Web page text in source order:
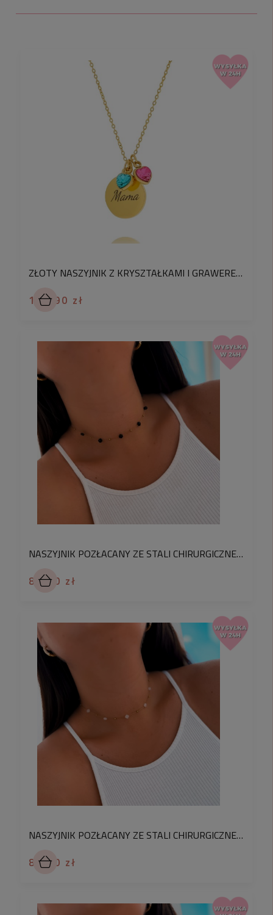
ZŁOTY NASZYJNIK Z KRYSZTAŁKAMI I GRAWEREM IMION DZIECIE PREZENT DLA MAMY STAL CHIRURGICZNA
119,90 zł
NASZYJNIK POZŁACANY ZE STALI CHIRURGICZNEJ 316L Z CZARNYMI KRYSZTAŁKAMI I ZŁOTYMI KORALIKAMI – ELEGANCKA BIŻUTERIA DLA KOBIET
89,90 zł
NASZYJNIK POZŁACANY ZE STALI CHIRURGICZNEJ 316L Z LAWENDOWYMI KRYSZTAŁKAMI I KORALIKAMI – DELIKATNA BIŻUTERIA DLA KOBIET
89,90 zł